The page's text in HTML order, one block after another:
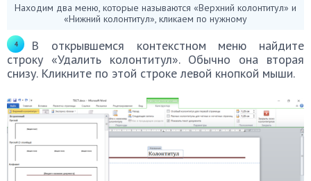
Находим два меню, которые называются «Верхний колонтитул» и
«Нижний колонтитул», кликаем по нужному
В открывшемся контекстном меню найдите
строку «Удалить колонтитул». Обычно она вторая
снизу. Кликните по этой строке левой кнопкой мыши.